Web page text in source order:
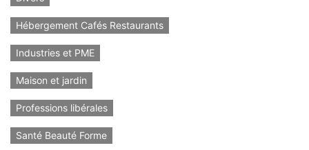
Hébergement Cafés Restaurants
Industries et PME
Maison et jardin
Professions libérales
Santé Beauté Forme